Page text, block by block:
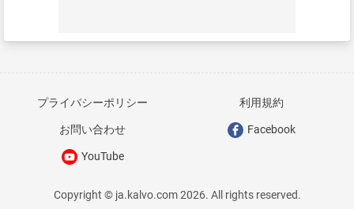
プライバシーポリシー 利用規約
お問い合わせ Facebook
YouTube
Copyright © ja.kalvo.com 2026. All rights reserved.